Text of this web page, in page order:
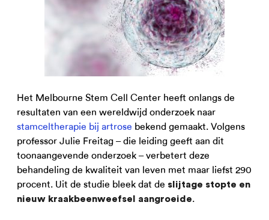
Het Melbourne Stem Cell Center heeft onlangs de
resultaten van een wereldwijd onderzoek naar
stamceltherapie bij artrose bekend gemaakt. Volgens
professor Julie Freitag – die leiding geeft aan dit
toonaangevende onderzoek – verbetert deze
behandeling de kwaliteit van leven met maar liefst 290
procent. Uit de studie bleek dat de slijtage stopte en
nieuw kraakbeenweefsel aangroeide.